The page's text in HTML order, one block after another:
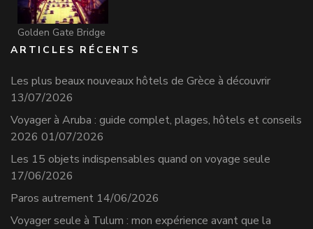
Golden Gate Bridge
ARTICLES RÉCENTS
Les plus beaux nouveaux hôtels de Grèce à découvrir
13/07/2026
Voyager à Aruba : guide complet, plages, hôtels et conseils
2026 01/07/2026
Les 15 objets indispensables quand on voyage seule
17/06/2026
Paros autrement 14/06/2026
Voyager seule à Tulum : mon expérience avant que la